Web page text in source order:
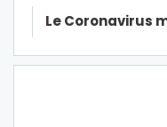
Le Coronavirus